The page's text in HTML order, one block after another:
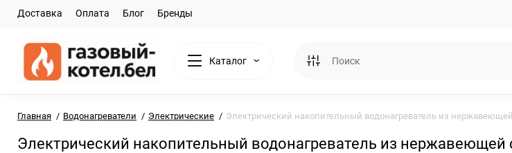
Доставка Оплата Блог Бренды
Каталог
Главная Водонагреватели Электрические Электрический накопительный водонагреватель из нержавеющей
Электрический накопительный водонагреватель из нержавеющей